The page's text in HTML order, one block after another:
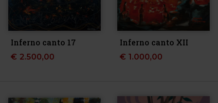
Inferno canto 17
€ 2.500,00
Inferno canto XII
€ 1.000,00